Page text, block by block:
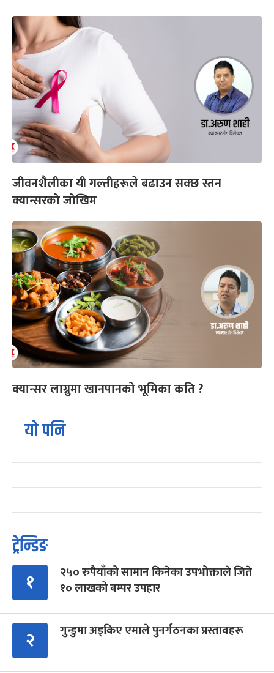
जीवनशैलीका यी गल्तीहरूले बढाउन सक्छ स्तन
क्यान्सरको जोखिम
क्यान्सर लाग्नुमा खानपानको भूमिका कति ?
यो पनि
ट्रेन्डिङ
१
२५० रुपैयाँको सामान किनेका उपभोक्ताले जिते
१० लाखको बम्पर उपहार
२ गुन्डुमा अड्किए एमाले पुनर्गठनका प्रस्तावहरू